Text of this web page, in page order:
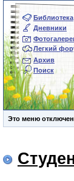
Библиотека
Дневники
Легкий
Архив
Поиск
Это меню